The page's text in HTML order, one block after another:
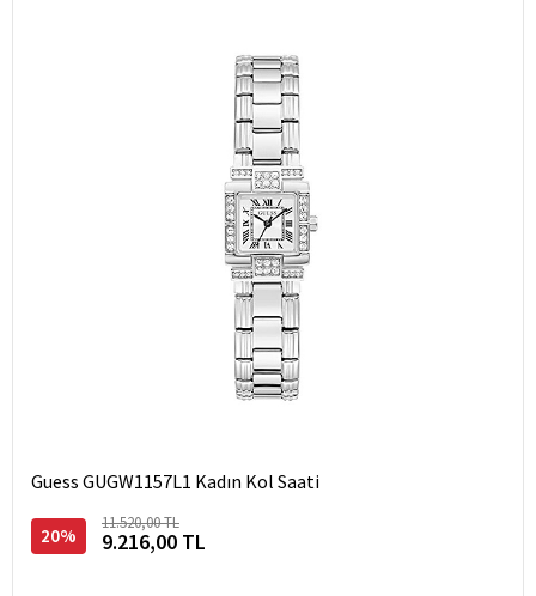
Guess GUGW1157L1 Kadın Kol Saati
20%
11.520,00 TL
9.216,00 TL